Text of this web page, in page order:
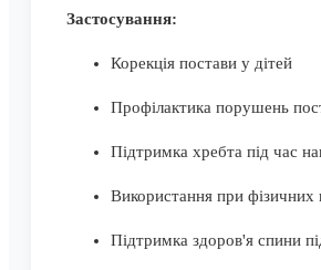
Застосування:
Корекція постави у дітей
Профілактика порушень
Підтримка хребта під час
Використання при фізичних
Підтримка здоров'я спини